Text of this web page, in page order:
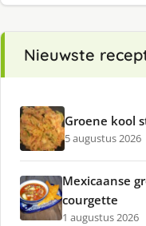
Nieuwste
Groene kool
5 augustus 2026
Mexicaanse
courgette
1 augustus 2026